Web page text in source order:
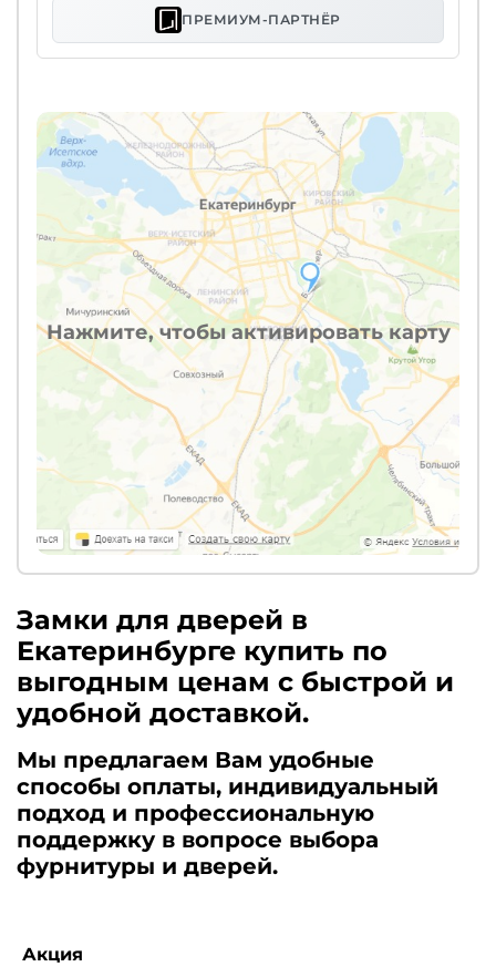
Нажмите, чтобы активировать карту
ПРЕМИУМ-ПАРТНЁР
Замки для дверей в
Екатеринбурге купить по
выгодным ценам с быстрой и
удобной доставкой.
Мы предлагаем Вам удобные
способы оплаты, индивидуальный
подход и профессиональную
поддержку в вопросе выбора
фурнитуры и дверей.
Акция